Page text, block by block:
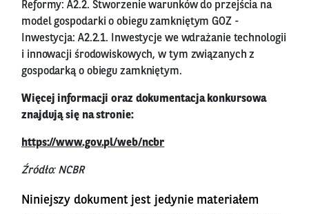
Reformy: A2.2. Stworzenie warunków do przejścia na
model gospodarki o obiegu zamkniętym GOZ -
Inwestycja: A2.2.1. Inwestycje we wdrażanie technologii
i innowacji środowiskowych, w tym związanych z
gospodarką o obiegu zamkniętym.
Więcej informacji oraz dokumentacja konkursowa
znajdują się na stronie:
https://www.gov.pl/web/ncbr
Źródło: NCBR
Niniejszy dokument jest jedynie materiałem